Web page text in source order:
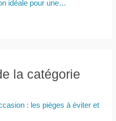
idéale pour une…
la catégorie
: les pièges à éviter et